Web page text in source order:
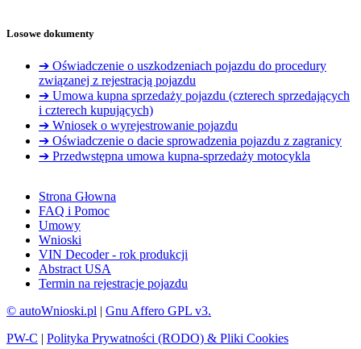
Losowe dokumenty
➔ Oświadczenie o uszkodzeniach pojazdu do procedury
związanej z rejestracją pojazdu
➔ Umowa kupna sprzedaży pojazdu (czterech sprzedających
i czterech kupujących)
➔ Wniosek o wyrejestrowanie pojazdu
➔ Oświadczenie o dacie sprowadzenia pojazdu z zagranicy
➔ Przedwstępna umowa kupna-sprzedaży motocykla
Strona Głowna
FAQ i Pomoc
Umowy
Wnioski
VIN Decoder - rok produkcji
Abstract USA
Termin na rejestracje pojazdu
© autoWnioski.pl | Gnu Affero GPL v3.
PW-C | Polityka Prywatności (RODO) & Pliki Cookies